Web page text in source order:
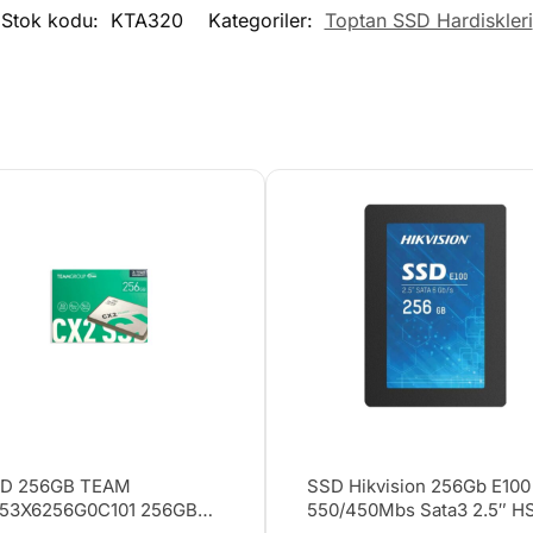
Stok kodu: KTA320 Kategoriler: Toptan SSD Hardiskleri
256GB TEAM
256GB
SSD Hikvision 256Gb E100
550/450Mbs Sata3 2.5″